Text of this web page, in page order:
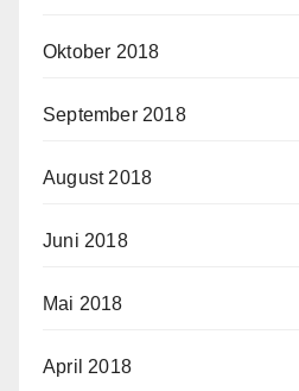
Oktober 2018
September 2018
August 2018
Juni 2018
Mai 2018
April 2018